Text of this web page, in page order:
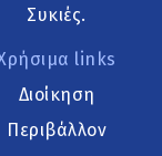
Συκιές.
links
Διοίκηση
Περιβάλλον